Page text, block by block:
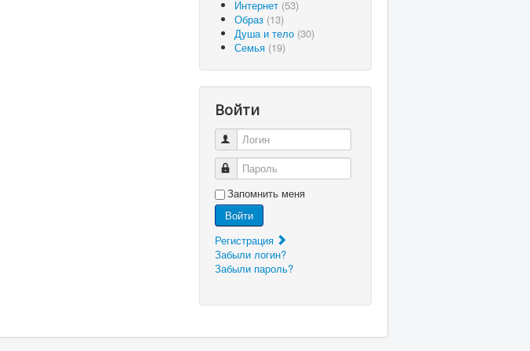
Интернет (53)
Образ (13)
Душа и тело (30)
Семья (19)
Войти
Логин
Пароль
Запомнить меня
Войти
Регистрация
Забыли логин?
Забыли пароль?